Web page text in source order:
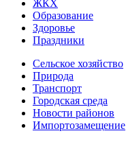
ЖКХ
Образование
Здоровье
Праздники
Сельское хозяйство
Природа
Транспорт
Городская среда
Новости районов
Импортозамещение